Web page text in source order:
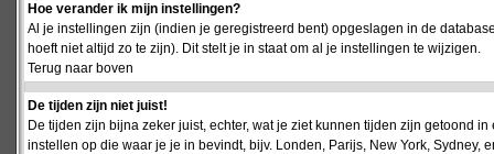
Hoe verander ik mijn instellingen?
Al je instellingen zijn (indien je geregistreerd bent) opgeslagen in de
hoeft niet altijd zo te zijn). Dit stelt je in staat om al je instellingen te wijzigen.
Terug naar boven
De tijden zijn niet juist!
De tijden zijn bijna zeker juist, echter, wat je ziet kunnen tijden zijn getoond
instellen op die waar je je in bevindt, bijv. Londen, Parijs, New York,